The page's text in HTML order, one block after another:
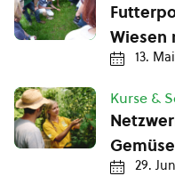
Wiesen
13.
Kurse &
29.